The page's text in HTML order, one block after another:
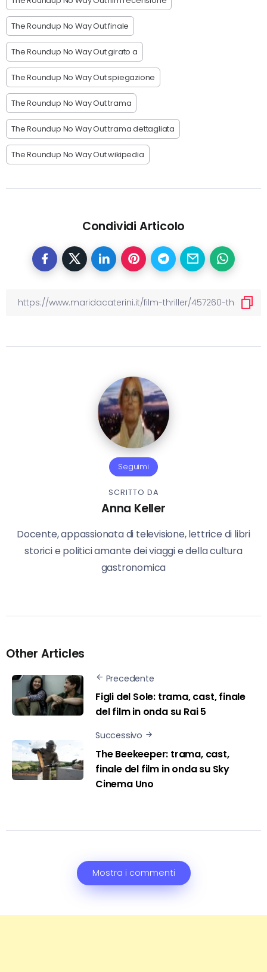
The Roundup No Way Out finale
The Roundup No Way Out girato a
The Roundup No Way Out spiegazione
The Roundup No Way Out trama
The Roundup No Way Out trama dettagliata
The Roundup No Way Out wikipedia
Condividi Articolo
Seguimi
SCRITTO DA
Anna Keller
Docente, appassionata di televisione, lettrice di libri
storici e politici amante dei viaggi e della cultura
gastronomica
Other Articles
Precedente
Figli del Sole: trama, cast, finale
del film in onda su Rai 5
Successivo
The Beekeeper: trama, cast,
finale del film in onda su Sky
Cinema Uno
Mostra i commenti